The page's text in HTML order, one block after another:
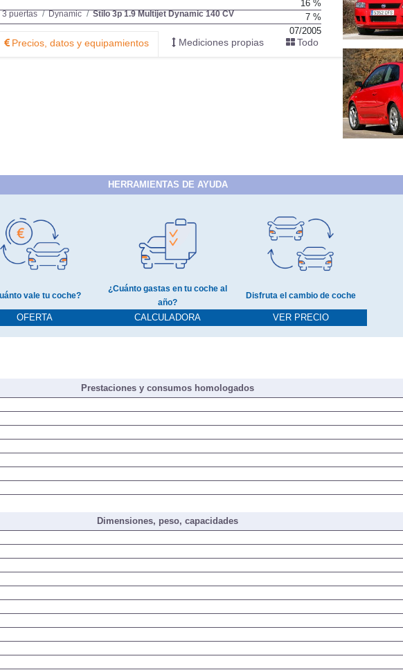
3 puertas Dynamic Stilo 3p 1.9 Multijet Dynamic 140 CV
Precios, datos y equipamientos Mediciones propias Todo
16 %
7 %
07/2005
HERRAMIENTAS DE AYUDA
vale tu coche?
OFERTA
¿Cuánto gastas en tu coche al
año?
CALCULADORA
Disfruta el cambio de coche
VER PRECIO
Prestaciones y consumos homologados
Dimensiones, peso, capacidades